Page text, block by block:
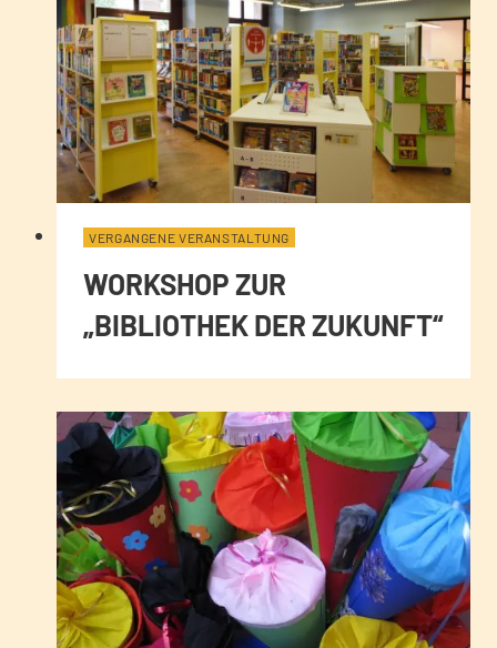
VERGANGENE VERANSTALTUNG
WORKSHOP ZUR
„BIBLIOTHEK DER ZUKUNFT“